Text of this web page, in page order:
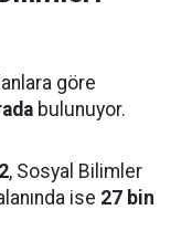
göre
bulunuyor.
, Sosyal Bilimler
ise 27 bin